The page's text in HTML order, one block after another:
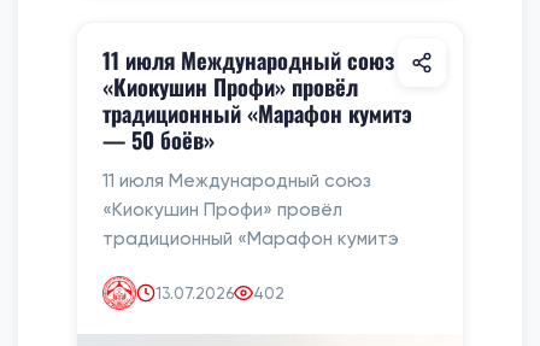
11 июля Международный союз
«Киокушин Профи» провёл
традиционный «Марафон кумитэ
— 50 боёв»
11 июля Международный союз
«Киокушин Профи» провёл
традиционный «Марафон кумитэ
13.07.2026 402